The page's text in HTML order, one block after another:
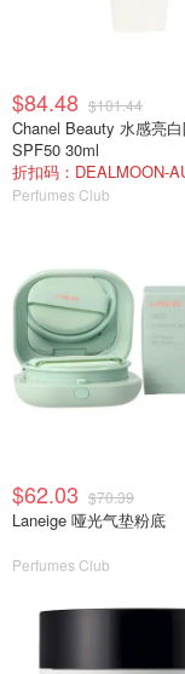
$84.48 $101.44
Chanel Beauty 水感亮
SPF50 30ml
折扣码：DEALMOON-
Perfumes Club
$62.03 $70.39
Laneige 哑光气垫粉底
Perfumes Club